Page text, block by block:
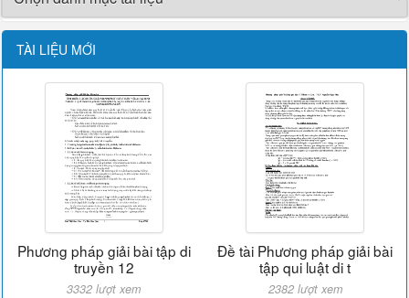
TÀI LIỆU MỚI
Phương pháp giải bài tập di
truyền 12
3332 lượt xem
Đề tài Phương pháp giải bài
tập qui luật di t
2382 lượt xem